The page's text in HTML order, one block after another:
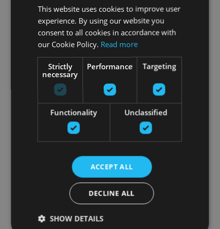
This website uses cookies to improve user
experience. By using our website you
consent to all cookies in accordance with
our Cookie Policy. Read more
Strictly
necessary
Performance Targeting
Functionality Unclassified
ACCEPT ALL
DECLINE ALL
SHOW DETAILS